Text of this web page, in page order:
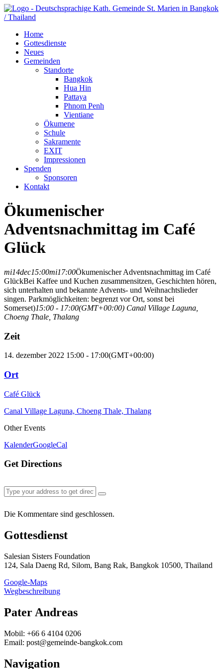
Home
Gottesdienste
Neues
Gemeinden
Standorte
Bangkok
Hua Hin
Pattaya
Phnom Penh
Vientiane
Ökumene
Schule
Sakramente
EXIT
Impressionen
Spenden
Sponsoren
Kontakt
Ökumenischer
Adventsnachmittag im Café
Glück
mi14dec15:00mi17:00Ökumenischer Adventsnachmittag im Café
GlückBei Kaffee und Kuchen zusammensitzen, Geschichten hören,
sich unterhalten und bekannte Advents- und Weihnachtslieder
singen. Parkmöglichkeiten: begrenzt vor Ort, sonst bei
Somerset)15:00 - 17:00(GMT+00:00) Canal Village Laguna,
Choeng Thale, Thalang
Zeit
14. dezember 2022 15:00 - 17:00(GMT+00:00)
Ort
Café Glück
Canal Village Laguna, Choeng Thale, Thalang
Other Events
KalenderGoogleCal
Get Directions
Die Kommentare sind geschlossen.
Gottesdienst
Salesian Sisters Foundation
124, Sala Daeng Rd, Silom, Bang Rak, Bangkok 10500, Thailand
Google-Maps
Wegbeschreibung
Pater Andreas
Mobil: +66 6 4104 0206
Email: post@gemeinde-bangkok.com
Navigation